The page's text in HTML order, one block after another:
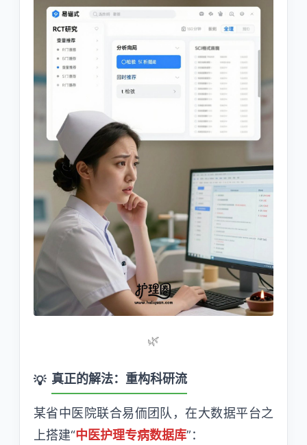
🌿
真正的解法：重构科研流
某省中医院联合易侕团队，在大数据平台之
上搭建“中医护理专病数据库”：